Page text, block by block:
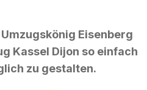
Eisenberg
Kassel Dijon so einfach
zu gestalten.